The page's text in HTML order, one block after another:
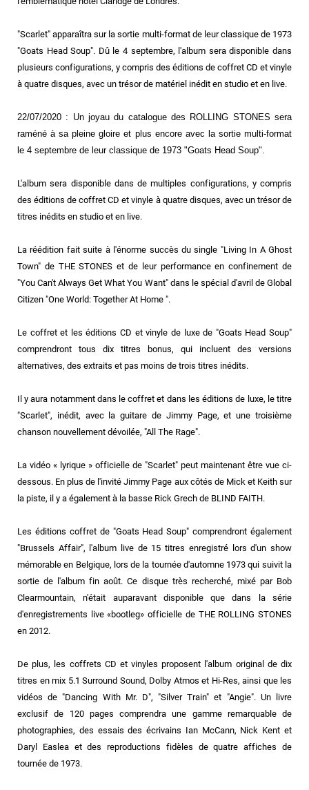
"Scarlet" apparaîtra sur la sortie multi-format de leur classique de 1973
"Goats Head Soup". Dû le 4 septembre, l'album sera disponible dans
plusieurs configurations, y compris des éditions de coffret CD et vinyle
à quatre disques, avec un trésor de matériel inédit en studio et en live.
22/07/2020 : Un joyau du catalogue des ROLLING STONES sera
raméné à sa pleine gloire et plus encore avec la sortie multi-format
le 4 septembre de leur classique de 1973 "Goats Head Soup".
L'album sera disponible dans de multiples configurations, y compris
des éditions de coffret CD et vinyle à quatre disques, avec un trésor de
titres inédits en studio et en live.
La réédition fait suite à l'énorme succès du single "Living In A Ghost
Town" de THE STONES et de leur performance en confinement de
"You Can't Always Get What You Want" dans le spécial d'avril de Global
Citizen "One World: Together At Home ".
Le coffret et les éditions CD et vinyle de luxe de "Goats Head Soup"
comprendront tous dix titres bonus, qui incluent des versions
alternatives, des extraits et pas moins de trois titres inédits.
Il y aura notamment dans le coffret et dans les éditions de luxe, le titre
"Scarlet", inédit, avec la guitare de Jimmy Page, et une troisième
chanson nouvellement dévoilée, "All The Rage".
La vidéo « lyrique » officielle de "Scarlet" peut maintenant être vue ci-
dessous. En plus de l'invité Jimmy Page aux côtés de Mick et Keith sur
la piste, il y a également à la basse Rick Grech de BLIND FAITH.
Les éditions coffret de "Goats Head Soup" comprendront également
"Brussels Affair", l'album live de 15 titres enregistré lors d'un show
mémorable en Belgique, lors de la tournée d'automne 1973 qui suivit la
sortie de l'album fin août. Ce disque très recherché, mixé par Bob
Clearmountain, n'était auparavant disponible que dans la série
d'enregistrements live «bootleg» officielle de THE ROLLING STONES
en 2012.
De plus, les coffrets CD et vinyles proposent l'album original de dix
titres en mix 5.1 Surround Sound, Dolby Atmos et Hi-Res, ainsi que les
vidéos de "Dancing With Mr. D", "Silver Train" et "Angie". Un livre
exclusif de 120 pages comprendra une gamme remarquable de
photographies, des essais des écrivains Ian McCann, Nick Kent et
Daryl Easlea et des reproductions fidèles de quatre affiches de
tournée de 1973.